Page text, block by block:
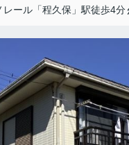
レール「程久保」駅徒歩4分